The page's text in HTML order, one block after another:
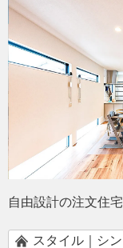
自由設計の注文住
スタイル｜シ